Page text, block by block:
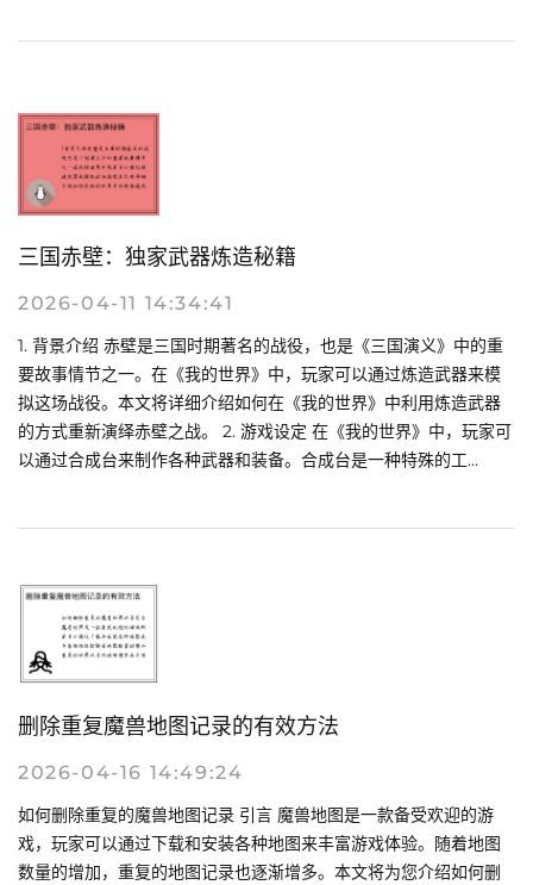
三国赤壁：独家武器炼造秘籍
2026-04-11 14:34:41
1. 背景介绍 赤壁是三国时期著名的战役，也是《三国演义》中的重
要故事情节之一。在《我的世界》中，玩家可以通过炼造武器来模
拟这场战役。本文将详细介绍如何在《我的世界》中利用炼造武器
的方式重新演绎赤壁之战。 2. 游戏设定 在《我的世界》中，玩家可
以通过合成台来制作各种武器和装备。合成台是一种特殊的工...
删除重复魔兽地图记录的有效方法
2026-04-16 14:49:24
如何删除重复的魔兽地图记录 引言 魔兽地图是一款备受欢迎的游
戏，玩家可以通过下载和安装各种地图来丰富游戏体验。随着地图
数量的增加，重复的地图记录也逐渐增多。本文将为您介绍如何删